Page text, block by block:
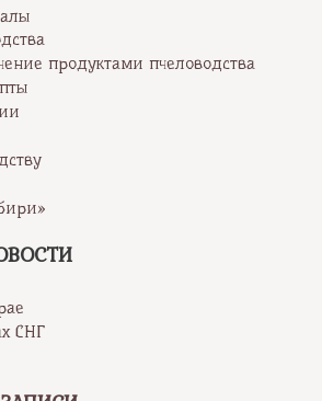
продуктами пчеловодства
СНГ